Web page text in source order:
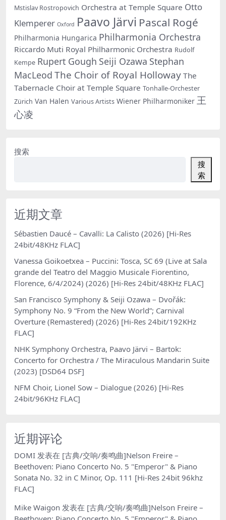
Mstislav Rostropovich Orchestra at Temple Square Otto
Klemperer Oxford Paavo Järvi Pascal Rogé
Philharmonia Hungarica Philharmonia Orchestra
Riccardo Muti Royal Philharmonic Orchestra Rudolf
Kempe Rupert Gough Seiji Ozawa Stephan
MacLeod The Choir of Royal Holloway The
Tabernacle Choir at Temple Square Tonhalle-Orchester
Zürich Van Halen Various Artists Wiener Philharmoniker 王
心凌
搜索
搜
索
近期文章
Sébastien Daucé – Cavalli: La Calisto (2026) [Hi-Res
24bit/48KHz FLAC]
Vanessa Goikoetxea – Puccini: Tosca, SC 69 (Live at Sala
grande del Teatro del Maggio Musicale Fiorentino,
Florence, 6/4/2024) (2026) [Hi-Res 24bit/48KHz FLAC]
San Francisco Symphony & Seiji Ozawa – Dvořák:
Symphony No. 9 “From the New World”; Carnival
Overture (Remastered) (2026) [Hi-Res 24bit/192KHz
FLAC]
NHK Symphony Orchestra, Paavo Järvi – Bartok:
Concerto for Orchestra / The Miraculous Mandarin Suite
(2023) [DSD64 DSF]
NFM Choir, Lionel Sow – Dialogue (2026) [Hi-Res
24bit/96KHz FLAC]
近期评论
DOMI 发表在 [古典/交响/奏鸣曲]Nelson Freire –
Beethoven: Piano Concerto No. 5 "Emperor" & Piano
Sonata No. 32 in C Minor, Op. 111 [Hi-Res 24bit 96khz
FLAC]
Mike Waigon 发表在 [古典/交响/奏鸣曲]Nelson Freire –